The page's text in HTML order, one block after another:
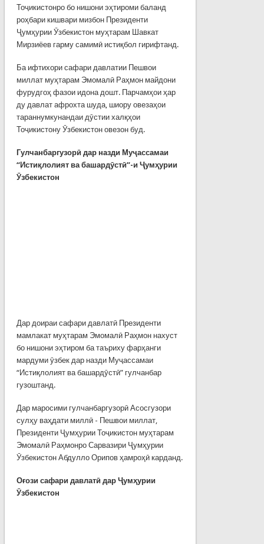
Тоҷикистонро бо нишони эҳтироми баланд
роҳбари кишвари мизбон Президенти
Ҷумҳурии Ӯзбекистон муҳтарам Шавкат
Мирзиёев гарму самимӣ истиқбол гирифтанд.
Ба ифтихори сафари давлатии Пешвои
миллат муҳтарам Эмомалӣ Раҳмон майдони
фурудгоҳ фазои идона дошт. Парчамҳои ҳар
ду давлат афрохта шуда, шиору овезаҳои
тараннумкунандаи дӯстии халқҳои
Тоҷикистону Ӯзбекистон овезон буд.
Гулчанбаргузорӣ дар назди Муҷассамаи
“Истиқлолият ва башардӯстӣ”-и Ҷумҳурии
Ӯзбекистон
Дар доираи сафари давлатӣ Президенти
мамлакат муҳтарам Эмомалӣ Раҳмон нахуст
бо нишони эҳтиром ба таъриху фарҳанги
мардуми ӯзбек дар назди Муҷассамаи
“Истиқлолият ва башардӯстӣ” гулчанбар
гузоштанд.
Дар маросими гулчанбаргузорӣ Асосгузори
сулҳу ваҳдати миллӣ - Пешвои миллат,
Президенти Ҷумҳурии Тоҷикистон муҳтарам
Эмомалӣ Раҳмонро Сарвазири Ҷумҳурии
Ӯзбекистон Абдулло Орипов ҳамроҳӣ карданд.
Оғози сафари давлатӣ дар Ҷумҳурии
Ӯзбекистон